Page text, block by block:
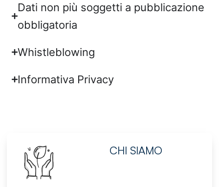
Dati non più soggetti a pubblicazione
obbligatoria
Whistleblowing
Informativa Privacy
CHI SIAMO